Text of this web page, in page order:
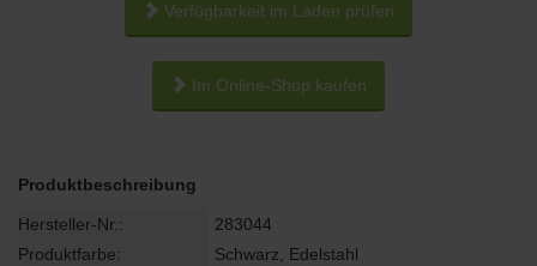
Verfügbarkeit im Laden prüfen
Im Online-Shop kaufen
Produktbeschreibung
Hersteller-Nr.:
283044
Produktfarbe:
Schwarz, Edelstahl